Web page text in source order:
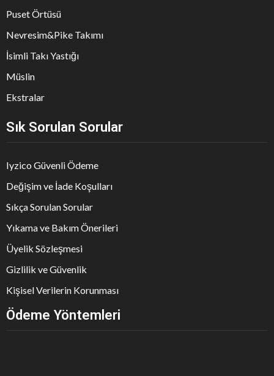
Puset Örtüsü
Nevresim&Pike Takımı
İsimli Takı Yastığı
Müslin
Ekstralar
Sık Sorulan Sorular
Iyzico Güvenli Ödeme
Değişim ve İade Koşulları
Sıkça Sorulan Sorular
Yıkama ve Bakım Önerileri
Üyelik Sözleşmesi
Gizlilik ve Güvenlik
Kişisel Verilerin Korunması
Ödeme Yöntemleri